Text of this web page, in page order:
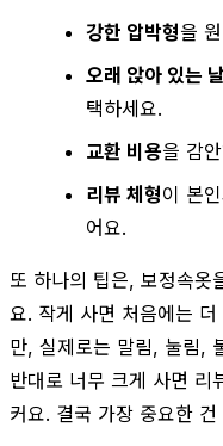
강한 압박형을
오래 앉아 있는
택하세요.
교환 비용을 감
리뷰 체형이 본
어요.
또 하나의 팁은, 보정속옷
요. 작게 사면 처음에는
만, 실제로는 말림, 눌림,
반대로 너무 크게 사면 리
커요. 결국 가장 중요한